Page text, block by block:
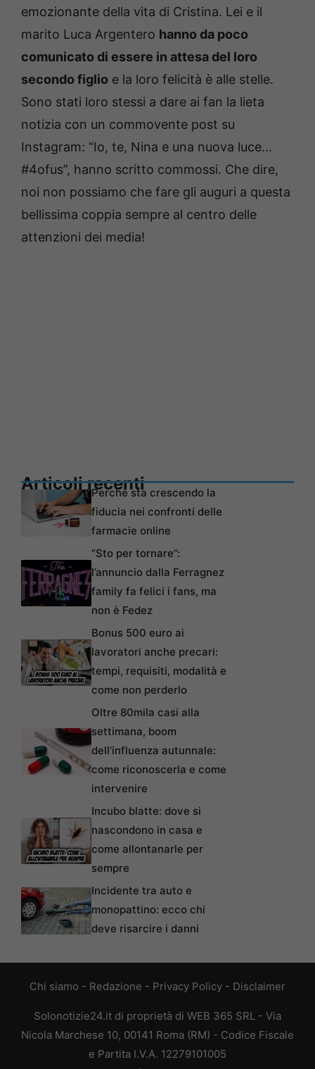
emozionante della vita di Cristina. Lei e il
marito Luca Argentero hanno da poco
comunicato di essere in attesa del loro
secondo figlio e la loro felicità è alle stelle.
Sono stati loro stessi a dare ai fan la lieta
notizia con un commovente post su
Instagram: “Io, te, Nina e una nuova luce…
#4ofus”, hanno scritto commossi. Che dire,
noi non possiamo che fare gli auguri a questa
bellissima coppia sempre al centro delle
attenzioni dei media!
Articoli recentiPerché sta crescendo la
fiducia nei confronti delle
farmacie online
“Sto per tornare”:
l’annuncio dalla Ferragnez
family fa felici i fans, ma
non è Fedez
Bonus 500 euro ai
lavoratori anche precari:
tempi, requisiti, modalità e
come non perderlo
Oltre 80mila casi alla
settimana, boom
dell’influenza autunnale:
come riconoscerla e come
intervenire
Incubo blatte: dove si
nascondono in casa e
come allontanarle per
sempre
Incidente tra auto e
monopattino: ecco chi
deve risarcire i danni
Chi siamo - Redazione - Privacy Policy - Disclaimer
Solonotizie24.it di proprietà di WEB 365 SRL - Via
Nicola Marchese 10, 00141 Roma (RM) - Codice Fiscale
e Partita I.V.A. 12279101005